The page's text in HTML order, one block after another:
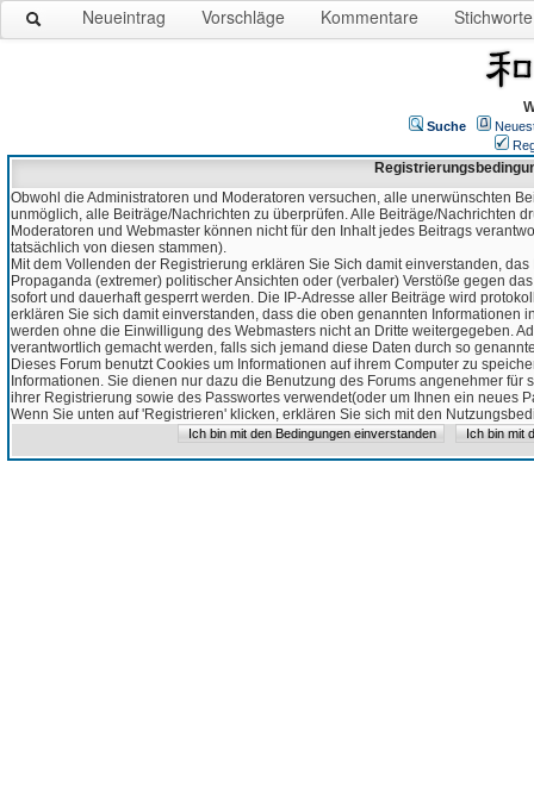
Neueintrag Vorschläge Kommentare Stichworte
Suche
Obwohl die Administratoren und Moderatoren versuchen, alle unerwünschten
unmöglich, alle Beiträge/Nachrichten zu überprüfen. Alle Beiträge/Nachrichten
Moderatoren und Webmaster können nicht für den Inhalt jedes Beitrags
tatsächlich von diesen stammen).
Mit dem Vollenden der Registrierung erklären Sie Sich damit einverstanden,
Propaganda (extremer) politischer Ansichten oder (verbaler) Verstöße gegen
sofort und dauerhaft gesperrt werden. Die IP-Adresse aller Beiträge wird
erklären Sie sich damit einverstanden, dass die oben genannten Informationen
werden ohne die Einwilligung des Webmasters nicht an Dritte weitergegeben.
verantwortlich gemacht werden, falls sich jemand diese Daten durch so
Dieses Forum benutzt Cookies um Informationen auf ihrem Computer zu
Informationen. Sie dienen nur dazu die Benutzung des Forums angenehmer
ihrer Registrierung sowie des Passwortes verwendet(oder um Ihnen ein neues
Wenn Sie unten auf 'Registrieren' klicken, erklären Sie sich mit den